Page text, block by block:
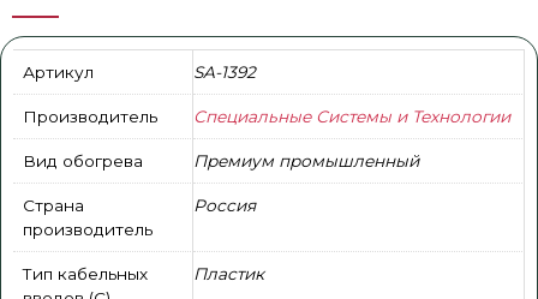
Артикул SA-1392
Производитель Специальные Системы и Технологии
Вид обогрева Премиум промышленный
Страна
производитель
Россия
Тип кабельных
Пластик